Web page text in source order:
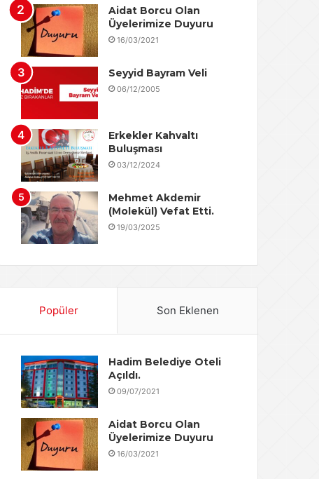
Aidat Borcu Olan
Üyelerimize Duyuru
16/03/2021
Seyyid Bayram Veli
06/12/2005
Erkekler Kahvaltı
Buluşması
03/12/2024
Mehmet Akdemir
(Molekül) Vefat Etti.
19/03/2025
Popüler Son Eklenen
Hadim Belediye Oteli
Açıldı.
09/07/2021
Aidat Borcu Olan
Üyelerimize Duyuru
16/03/2021